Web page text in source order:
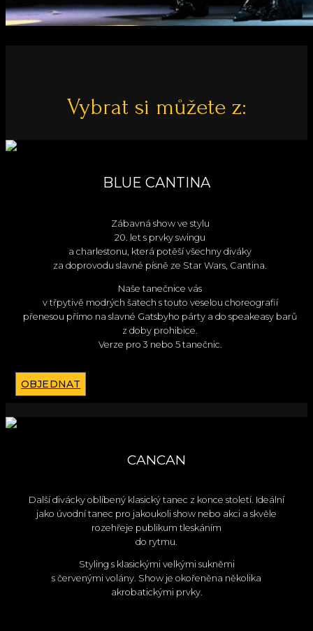
Vybrat si můžete z:
BLUE CANTINA
Zábavná show ve stylu
20. let s prvky swingu
a charlestonu, která potěší všechny diváky
za doprovodu slavné písně ze Star Wars, Cantina.
Naše tanečnice vás
v třpytivě modrých šatech s touto veselou choreografií
přenesou přímo na slavné Gatsbyho párty a do speakeasy barů
z doby prohibice.
Verze pro 3 nebo 5 tanečnic.
OBJEDNAT
CANCAN
Další divácky oblíbený klasický tanec z konce století. Ideální
jako úvodní tanec pro jakoukoli show nebo akci a skvěle
rozehřeje publikum tleskáním
do rytmu.
Styling s klasickými velkými sukněmi
s červenými volány. Show je okořeněna několika
akrobatickými prvky.